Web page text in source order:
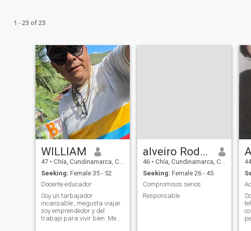
1 - 23 of 23
WILLIAM
47 • Chía, Cundinamarca, Colombia
Seeking: Female 35 - 52
Docente educador
Soy un tarbajador
incansable , megusta viajar
soy emprendedor y del
trabajo para vivir bien. Me
alveiro Rodríguez Gómez
46 • Chía, Cundinamarca, Colombia
Seeking: Female 26 - 45
Compromisos serios
Responsable